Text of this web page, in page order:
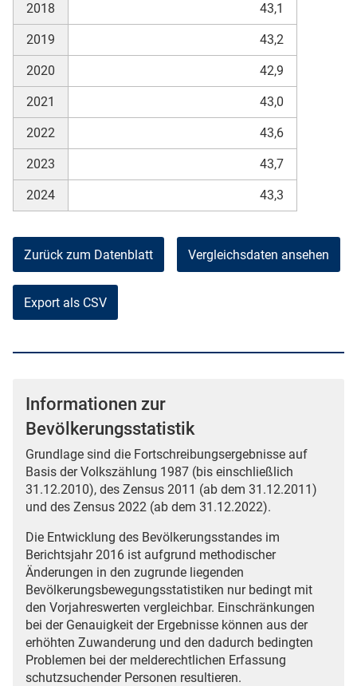
2018 43,1
2019 43,2
2020 42,9
2021 43,0
2022 43,6
2023 43,7
2024 43,3
Zurück zum Datenblatt Vergleichsdaten ansehen
Export als CSV
Informationen zur
Bevölkerungsstatistik
Grundlage sind die Fortschreibungsergebnisse auf
Basis der Volkszählung 1987 (bis einschließlich
31.12.2010), des Zensus 2011 (ab dem 31.12.2011)
und des Zensus 2022 (ab dem 31.12.2022).
Die Entwicklung des Bevölkerungsstandes im
Berichtsjahr 2016 ist aufgrund methodischer
Änderungen in den zugrunde liegenden
Bevölkerungsbewegungsstatistiken nur bedingt mit
den Vorjahreswerten vergleichbar. Einschränkungen
bei der Genauigkeit der Ergebnisse können aus der
erhöhten Zuwanderung und den dadurch bedingten
Problemen bei der melderechtlichen Erfassung
schutzsuchender Personen resultieren.